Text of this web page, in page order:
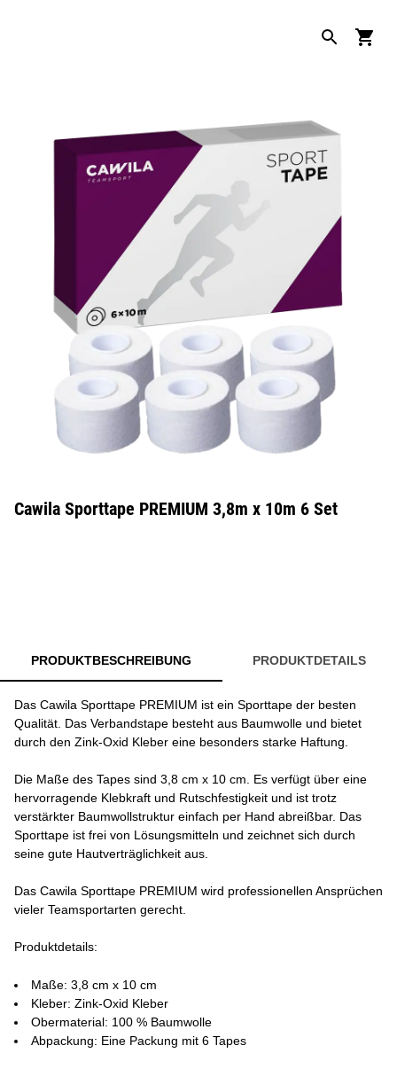
Cawila Sporttape PREMIUM 3,8m x 10m 6 Set
PRODUKTBESCHREIBUNG PRODUKTDETAILS
Das Cawila Sporttape PREMIUM ist ein Sporttape der besten
Qualität. Das Verbandstape besteht aus Baumwolle und bietet
durch den Zink-Oxid Kleber eine besonders starke Haftung.
Die Maße des Tapes sind 3,8 cm x 10 cm. Es verfügt über eine
hervorragende Klebkraft und Rutschfestigkeit und ist trotz
verstärkter Baumwollstruktur einfach per Hand abreißbar. Das
Sporttape ist frei von Lösungsmitteln und zeichnet sich durch
seine gute Hautverträglichkeit aus.
Das Cawila Sporttape PREMIUM wird professionellen Ansprüchen
vieler Teamsportarten gerecht.
Produktdetails:
Maße: 3,8 cm x 10 cm
Kleber: Zink-Oxid Kleber
Obermaterial: 100 % Baumwolle
Abpackung: Eine Packung mit 6 Tapes